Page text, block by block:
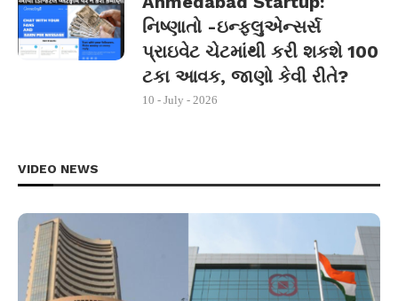
નિષ્ણાતો -ઇન્ફ્લુએન્સર્સ
પ્રાઇવેટ ચેટમાંથી કરી શકશે 100
ટકા આવક, જાણો કેવી રીતે?
10 - July - 2026
VIDEO NEWS